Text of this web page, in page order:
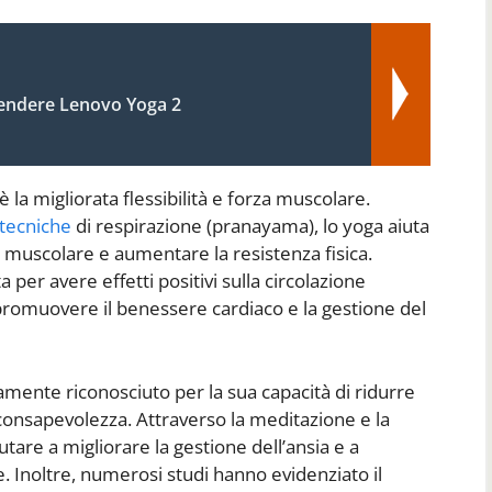
Lenovo Yoga 2
la migliorata flessibilità e forza muscolare.
tecniche di respirazione (pranayama), lo yoga aiuta
e aumentare la resistenza fisica.
per avere effetti positivi sulla circolazione
il benessere cardiaco e la gestione del
riconosciuto per la sua capacità di ridurre
Attraverso la meditazione e la
a migliorare la gestione dell’ansia e a
numerosi studi hanno evidenziato il